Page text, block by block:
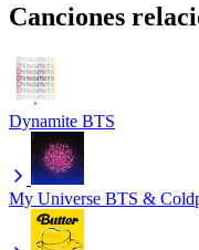
Canciones
Dynamite BTS
My Universe BTS &